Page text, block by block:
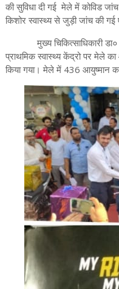
की सुविधा दी गई मेले में कोविड
किशोर स्वास्थ्य से जुड़ी जांच की गई
मुख्य चिकित्साधिकारी डा०
प्राथमिक स्वास्थ्य केंद्रो पर मेले
किया गया। मेले में 436 आयुष्मान